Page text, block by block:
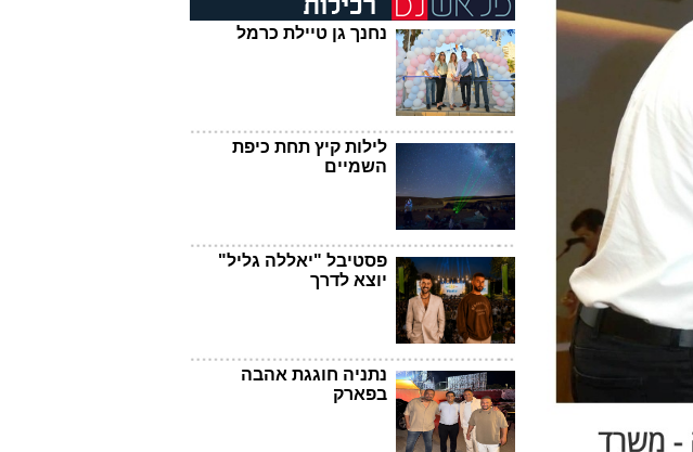
נחנך גן טיילת כרמל
לילות קיץ תחת כיפת
השמיים
פסטיבל "יאללה גליל"
יוצא לדרך
נתניה חוגגת אהבה
בפארק